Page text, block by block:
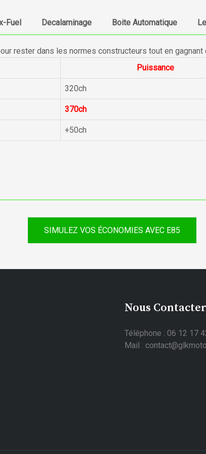
Fuel Decalaminage Boite Automatique
rester dans les normes constructeurs tout en
Puissance
320ch
370ch
+50ch
SIMULEZ VOS ÉCONOMIES AVEC E85
Nous Contacter
Téléphone : 06 12 17
Mail :